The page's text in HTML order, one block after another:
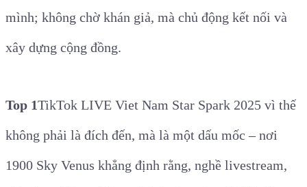
mình; không chờ khán giả, mà chủ động kết nối và
xây dựng cộng đồng.
Top 1TikTok LIVE Viet Nam Star Spark 2025 vì thế
không phải là đích đến, mà là một dấu mốc – nơi
1900 Sky Venus khẳng định rằng, nghề livestream,